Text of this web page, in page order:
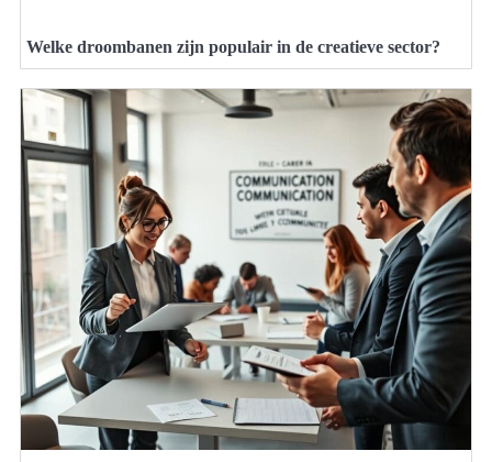
Welke droombanen zijn populair in de creatieve sector?